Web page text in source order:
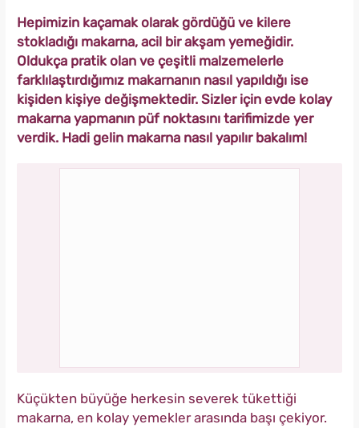
Hepimizin kaçamak olarak gördüğü ve kilere
stokladığı makarna, acil bir akşam yemeğidir.
Oldukça pratik olan ve çeşitli malzemelerle
farklılaştırdığımız makarnanın nasıl yapıldığı ise
kişiden kişiye değişmektedir. Sizler için evde kolay
makarna yapmanın püf noktasını tarifimizde yer
verdik. Hadi gelin makarna nasıl yapılır bakalım!
Küçükten büyüğe herkesin severek tükettiği
makarna, en kolay yemekler arasında başı çekiyor.